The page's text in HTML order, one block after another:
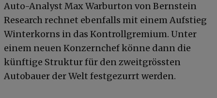
Auto-Analyst Max Warburton von Bernstein
Research rechnet ebenfalls mit einem Aufstieg
Winterkorns in das Kontrollgremium. Unter
einem neuen Konzernchef könne dann die
künftige Struktur für den zweitgrössten
Autobauer der Welt festgezurrt werden.